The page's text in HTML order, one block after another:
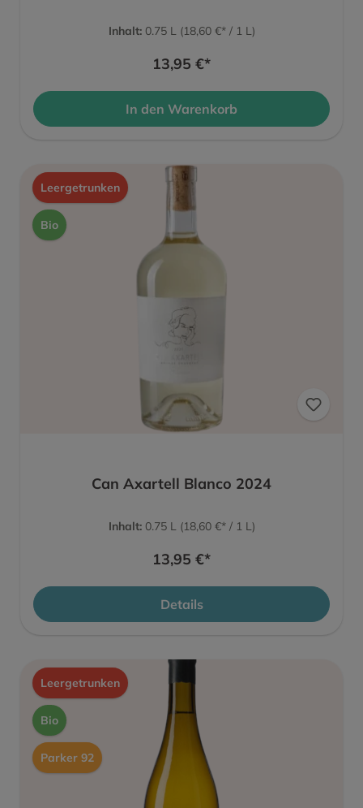
Inhalt: 0.75 L (18,60 €* / 1 L)
13,95 €*
In den Warenkorb
Leergetrunken
Bio
Can Axartell Blanco 2024
Inhalt: 0.75 L (18,60 €* / 1 L)
13,95 €*
Details
Leergetrunken
Bio
Parker 92